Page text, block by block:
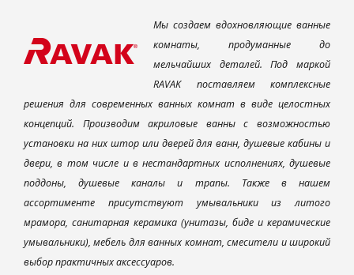
Мы создаем вдохновляющие ванные
комнаты, продуманные до
мельчайших деталей. Под маркой
RAVAK поставляем комплексные
решения для современных ванных комнат в виде целостных
концепций. Производим акриловые ванны с возможностью
установки на них штор или дверей для ванн, душевые кабины и
двери, в том числе и в нестандартных исполнениях, душевые
поддоны, душевые каналы и трапы. Также в нашем
ассортименте присутствуют умывальники из литого
мрамора, санитарная керамика (унитазы, биде и керамические
умывальники), мебель для ванных комнат, смесители и широкий
выбор практичных аксессуаров.